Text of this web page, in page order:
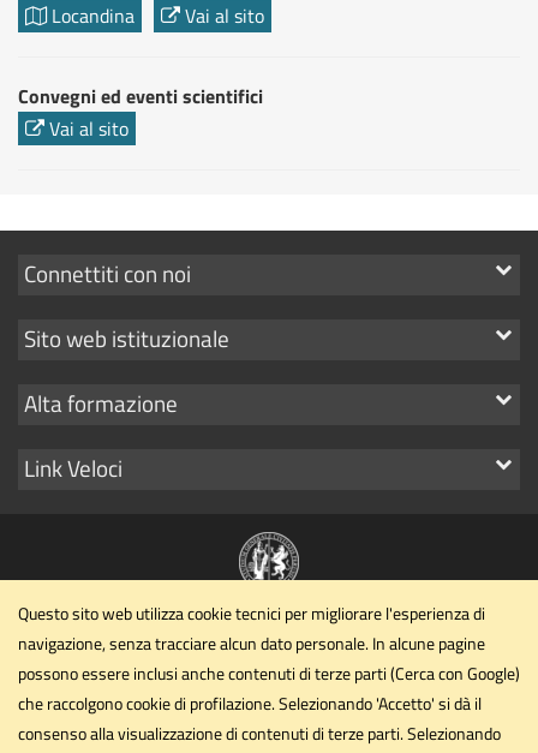
Locandina
Vai al sito
Convegni ed eventi scientifici
Vai al sito
Mostra
link
Connettiti con noi
Mostra
link
Sito web istituzionale
Mostra
link
Alta formazione
Mostra
Link Veloci
Dipartimento di Matematica e Informatica
Università degli Studi di Perugia
via Vanvitelli, 1 06123 Perugia
Email
dipartimento.dmi@unipg.it
Questo sito web utilizza cookie tecnici per migliorare l'esperienza di
navigazione, senza tracciare alcun dato personale. In alcune pagine
possono essere inclusi anche contenuti di terze parti (Cerca con Google)
che raccolgono cookie di profilazione. Selezionando 'Accetto' si dà il
consenso alla visualizzazione di contenuti di terze parti. Selezionando